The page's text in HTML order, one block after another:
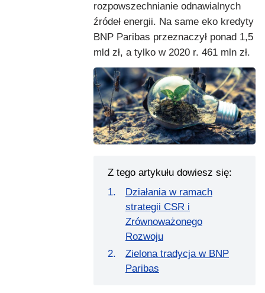
rozpowszechnianie odnawialnych
źródeł energii. Na same eko kredyty
BNP Paribas przeznaczył ponad 1,5
mld zł, a tylko w 2020 r. 461 mln zł.
Z tego artykułu dowiesz się:
Działania w ramach
strategii CSR i
Zrównoważonego
Rozwoju
Zielona tradycja w BNP
Paribas